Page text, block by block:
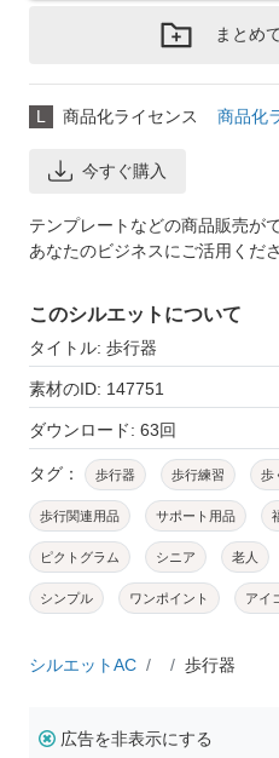
まとめ
L 商品化ライセンス 商品化
今すぐ購入
テンプレートなどの商品販売が
あなたのビジネスにご活用くださ
このシルエットについて
タイトル: 歩行器
素材のID: 147751
ダウンロード: 63回
タグ： 歩行器 歩行練習 歩
歩行関連用品 サポート用品
ピクトグラム シニア 老人
シンプル ワンポイント アイ
シルエットAC 歩行器
広告を非表示にする